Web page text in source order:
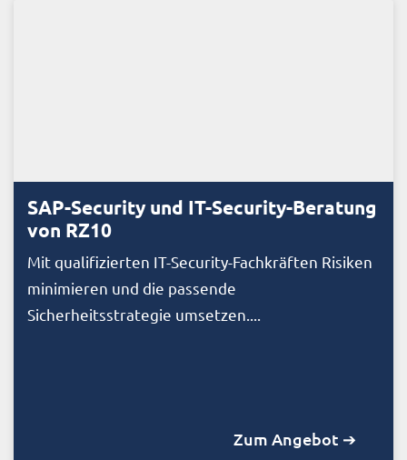
SAP-Security und IT-Security-Beratung
von RZ10
Mit qualifizierten IT-Security-Fachkräften Risiken
minimieren und die passende
Sicherheitsstrategie umsetzen....
Zum Angebot ➔